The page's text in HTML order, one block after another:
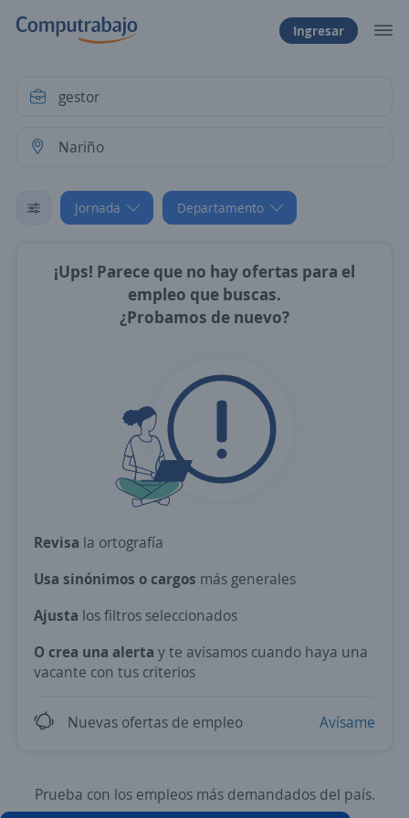
Ingresar
Jornada Departamento
¡Ups! Parece que no hay ofertas para el
empleo que buscas.
¿Probamos de nuevo?
Revisa la ortografía
Usa sinónimos o cargos más generales
Ajusta los filtros seleccionados
O crea una alerta y te avisamos cuando haya una
vacante con tus criterios
Nuevas ofertas de empleo Avísame
Prueba con los empleos más demandados del país.